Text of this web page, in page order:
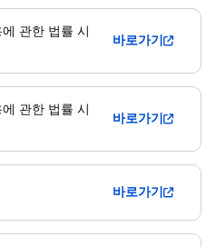
관한 법률 시
바로가기
관한 법률 시
바로가기
바로가기